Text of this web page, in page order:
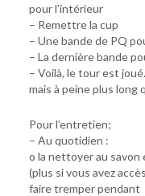
pour l’intérieur
– Remettre la cup
– Une bande de PQ
– La dernière bande
– Voilà, le tour est
mais à peine plus long
Pour l’entretien;
– Au quotidien :
o la nettoyer au savon
(plus si vous avez
faire tremper pendant